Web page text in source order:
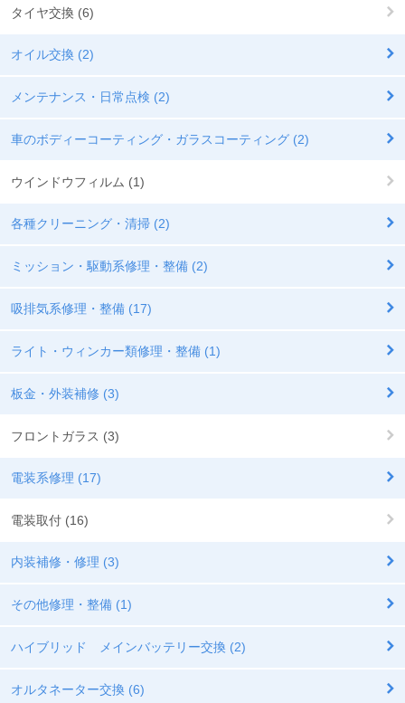
タイヤ交換 (6)
オイル交換 (2)
メンテナンス・日常点検 (2)
車のボディーコーティング・ガラスコーティング (2)
ウインドウフィルム (1)
各種クリーニング・清掃 (2)
ミッション・駆動系修理・整備 (2)
吸排気系修理・整備 (17)
ライト・ウィンカー類修理・整備 (1)
板金・外装補修 (3)
フロントガラス (3)
電装系修理 (17)
電装取付 (16)
内装補修・修理 (3)
その他修理・整備 (1)
ハイブリッド メインバッテリー交換 (2)
オルタネーター交換 (6)